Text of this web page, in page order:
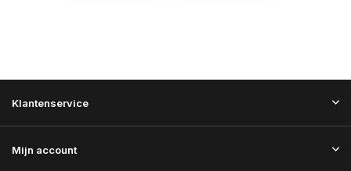
Klantenservice
Mijn account